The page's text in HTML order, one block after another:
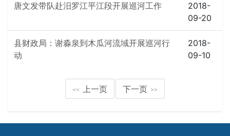
唐文发带队赴汨罗江平江段开展巡河工作
2018-
09-20
县财政局：谢淼泉到木瓜河流域开展巡河行
动
2018-
09-10
<< 上一页 下一页 >>